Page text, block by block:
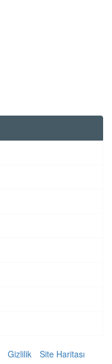
Gizlilik Site Haritası